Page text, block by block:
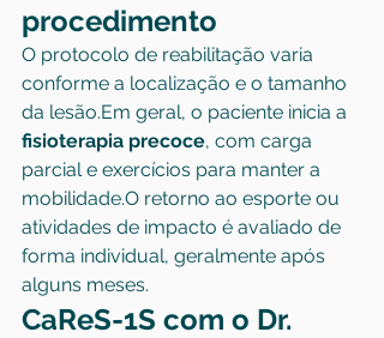
procedimento
O protocolo de reabilitação varia
conforme a localização e o tamanho
da lesão.Em geral, o paciente inicia a
fisioterapia precoce, com carga
parcial e exercícios para manter a
mobilidade.O retorno ao esporte ou
atividades de impacto é avaliado de
forma individual, geralmente após
alguns meses.
CaReS-1S com o Dr.